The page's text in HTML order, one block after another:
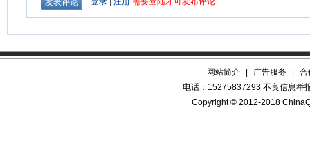
网站简介 广告服务
合
电话：15275837293 不良信息举
Copyright © 2012-2018